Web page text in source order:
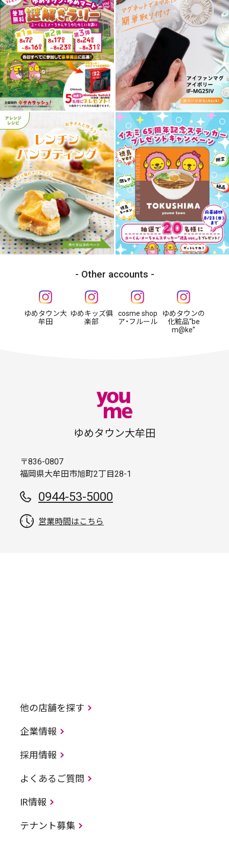
Other accounts
ゆめタウン大
牟田
ゆめキッズ俱
楽部
cosme shop
ア・フルール
ゆめタウンの
化粧品“be
m@ke”
ゆめタウン大牟田
〒836-0807
福岡県大牟田市旭町2丁目28-1
0944-53-5000
営業時間はこちら
他の店舗を探す
企業情報
採用情報
よくあるご質問
IR情報
テナント募集